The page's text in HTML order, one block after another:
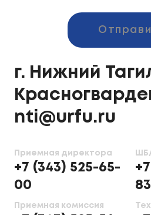
г. Нижний
nti@urfu.ru
Приемная директора
+7 (343) 525-65-
00
Приемная комиссия
83